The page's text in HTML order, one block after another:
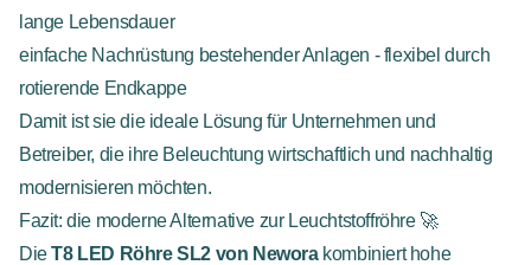
lange Lebensdauer
einfache Nachrüstung bestehender Anlagen - flexibel durch
rotierende Endkappe
Damit ist sie die ideale Lösung für Unternehmen und
Betreiber, die ihre Beleuchtung wirtschaftlich und nachhaltig
modernisieren möchten.
Fazit: die moderne Alternative zur Leuchtstoffröhre 🚀
DieT8 LED Röhre SL2 von Neworakombiniert hohe